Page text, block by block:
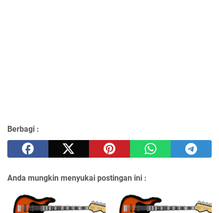
Berbagi :
Anda mungkin menyukai postingan ini :